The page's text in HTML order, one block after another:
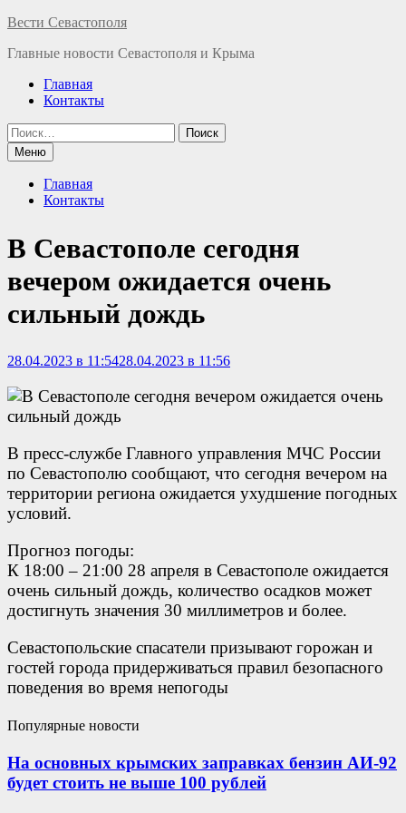
Перейти
содержимому
Вести Севастополя
Главные новости Севастополя и Крыма
Главная
Контакты
Найти:
Меню
Главная
Контакты
В Севастополе сегодня
вечером ожидается очень
сильный дождь
28.04.2023 в 11:5428.04.2023 в 11:56
В пресс-службе Главного управления МЧС России
по Севастополю сообщают, что сегодня вечером на
территории региона ожидается ухудшение погодных
условий.
Прогноз погоды:
К 18:00 – 21:00 28 апреля в Севастополе ожидается
очень сильный дождь, количество осадков может
достигнуть значения 30 миллиметров и более.
Севастопольские спасатели призывают горожан и
гостей города придерживаться правил безопасного
поведения во время непогоды
Популярные новости
На основных крымских заправках бензин АИ-92
будет стоить не выше 100 рублей